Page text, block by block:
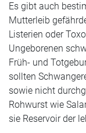
Es gibt auch
Mutterleib
Listerien oder
Ungeborenen
Früh- und
sollten
sowie nicht
Rohwurst wie
sie Reservoir der